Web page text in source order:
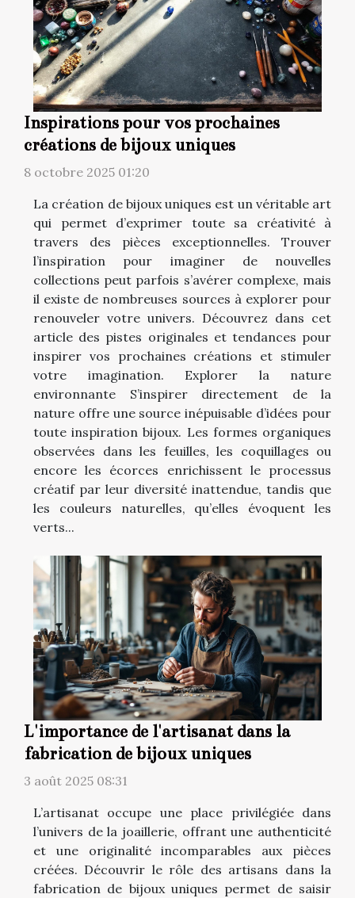
Inspirations pour vos prochaines
créations de bijoux uniques
8 octobre 2025 01:20
La création de bijoux uniques est un véritable art
qui permet d’exprimer toute sa créativité à
travers des pièces exceptionnelles. Trouver
l’inspiration pour imaginer de nouvelles
collections peut parfois s’avérer complexe, mais
il existe de nombreuses sources à explorer pour
renouveler votre univers. Découvrez dans cet
article des pistes originales et tendances pour
inspirer vos prochaines créations et stimuler
votre imagination. Explorer la nature
environnante S’inspirer directement de la
nature offre une source inépuisable d’idées pour
toute inspiration bijoux. Les formes organiques
observées dans les feuilles, les coquillages ou
encore les écorces enrichissent le processus
créatif par leur diversité inattendue, tandis que
les couleurs naturelles, qu’elles évoquent les
verts...
L'importance de l'artisanat dans la
fabrication de bijoux uniques
3 août 2025 08:31
L’artisanat occupe une place privilégiée dans
l’univers de la joaillerie, offrant une authenticité
et une originalité incomparables aux pièces
créées. Découvrir le rôle des artisans dans la
fabrication de bijoux uniques permet de saisir